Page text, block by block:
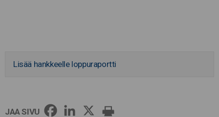
Lisää hankkeelle loppuraportti
JAA SIVU